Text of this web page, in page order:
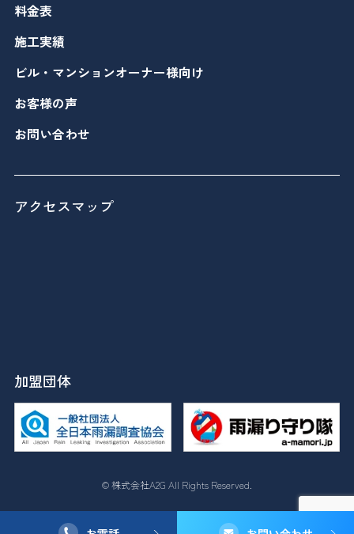
料金表
施工実績
ビル・マンションオーナー様向け
お客様の声
お問い合わせ
アクセスマップ
加盟団体
© 株式会社A2G All Rights Reserved.